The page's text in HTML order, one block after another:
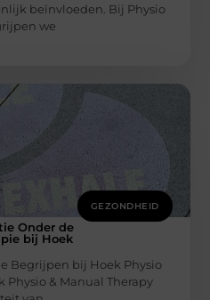
beïnvloeden. Bij Physio
we
GEZONDHEID
Onder de
bij Hoek
Begrijpen bij Hoek Physio
Physio & Manual Therapy